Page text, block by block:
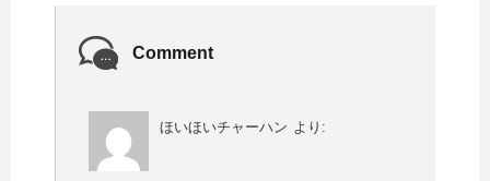
Comment
ほいほいチャーハン より: